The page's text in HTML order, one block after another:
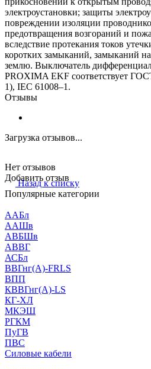
электроустановки; защиты
повреждении изоляции
предотвращения возгораний и
вследствие протекания токов
коротких замыканий, замыканий
землю. Выключатель
PROXIMA EKF соответствует
1), IEC 61008–1.
Отзывы
Загрузка отзывов...
Нет отзывов
Добавить отзыв
Назад к списку
Популярные категории
ААБл
ААШв
АВБШв
АВВГ
АСБл
ВВГнг(А)-FRLS
ВПП
КВВГнг(А)-LS
КГ-ХЛ
МКЭШ
РГКМ
ПуГВ
ПВС
Силовые кабели